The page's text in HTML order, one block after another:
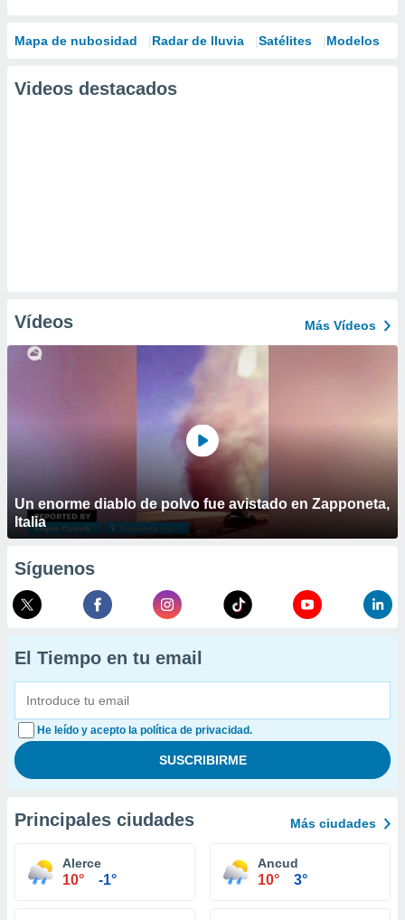
Mapa de nubosidad Radar de lluvia Satélites Modelos
Videos destacados
Vídeos Más Vídeos
Un enorme diablo de polvo fue avistado en Zapponeta,
Italia
Síguenos
El Tiempo en tu email
He leído y acepto la política de privacidad.
Principales ciudades Más ciudades
Alerce
10° -1°
Ancud
10° 3°